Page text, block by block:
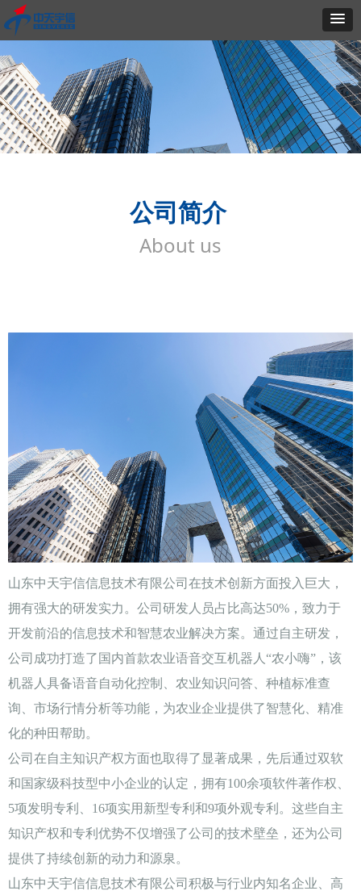
山东中天宇信信息技术有限公司在技术创新方面投入巨大，
拥有强大的研发实力。公司研发人员占比高达50%，致力于
开发前沿的信息技术和智慧农业解决方案。通过自主研发，
公司成功打造了国内首款农业语音交互机器人“农小嗨”，该
机器人具备语音自动化控制、农业知识问答、种植标准查
询、市场行情分析等功能，为农业企业提供了智慧化、精准
化的种田帮助。
公司在自主知识产权方面也取得了显著成果，先后通过双软
和国家级科技型中小企业的认定，拥有100余项软件著作权、
5项发明专利、16项实用新型专利和9项外观专利。这些自主
知识产权和专利优势不仅增强了公司的技术壁垒，还为公司
提供了持续创新的动力和源泉。
山东中天宇信信息技术有限公司积极与行业内知名企业、高
公司简介
About us